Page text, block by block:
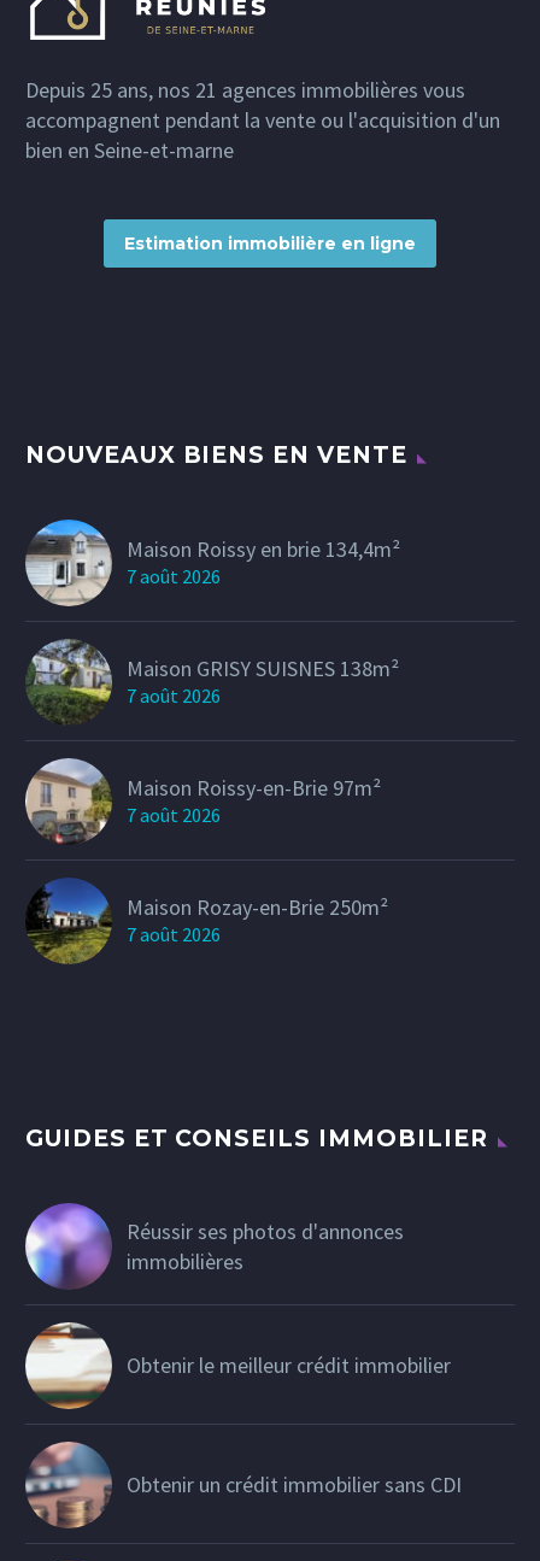
Depuis 25 ans, nos 21 agences immobilières vous
accompagnent pendant la vente ou l'acquisition d'un
bien en Seine-et-marne
Estimation immobilière en ligne
NOUVEAUX BIENS EN VENTE
Maison Roissy en brie 134,4m²
7 août 2026
Maison GRISY SUISNES 138m²
7 août 2026
Maison Roissy-en-Brie 97m²
7 août 2026
Maison Rozay-en-Brie 250m²
7 août 2026
GUIDES ET CONSEILS IMMOBILIER
Réussir ses photos d'annonces
immobilières
Obtenir le meilleur crédit immobilier
Obtenir un crédit immobilier sans CDI